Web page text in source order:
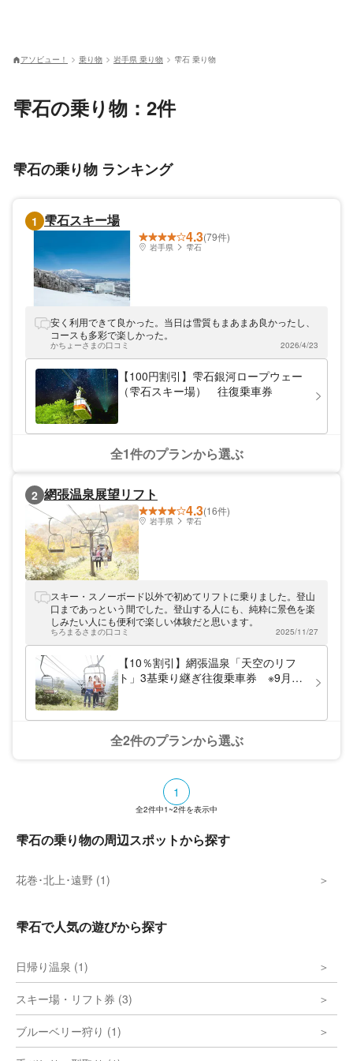
アソビュー！ 乗り物 岩手県 乗り物 雫石 乗り物
雫石の乗り物：2件
雫石の乗り物 ランキング
1 雫石スキー場
4.3(79件)
岩手県 雫石
安く利用できて良かった。当日は雪質もまあまあ良かったし、
コースも多彩で楽しかった。
かちょーさまの口コミ 2026/4/23
【100円割引】雫石銀河ロープウェー
（雫石スキー場） 往復乗車券
全1件のプランから選ぶ
2 網張温泉展望リフト
4.3(16件)
岩手県 雫石
スキー・スノーボード以外で初めてリフトに乗りました。登山
口まであっという間でした。登山する人にも、純粋に景色を楽
しみたい人にも便利で楽しい体験だと思います。
ちろまるさまの口コミ 2025/11/27
【10％割引】網張温泉「天空のリフ
ト」3基乗り継ぎ往復乗車券 ※9月19
全2件のプランから選ぶ
1
全2件中1~2件を表示中
雫石の乗り物の周辺スポットから探す
花巻･北上･遠野 (1)
雫石で人気の遊びから探す
日帰り温泉 (1)
スキー場・リフト券 (3)
ブルーベリー狩り (1)